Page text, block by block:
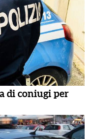
di coniugi per